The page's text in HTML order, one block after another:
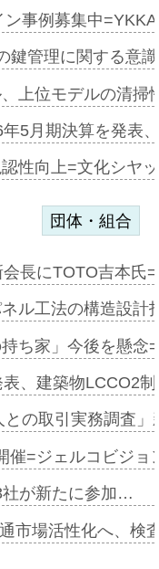
ン事例募集中
鍵管理に関する意
、上位モデルの清
5月期決算を発表
性向上=文化シヤ
団体・組合
長にTOTO吉本氏
ル工法の構造設
ち家」今後を懸
、建築物LCCO2
との取引実務調査
催=ジェルコビジ
社が新たに参加…
市場活性化へ、検